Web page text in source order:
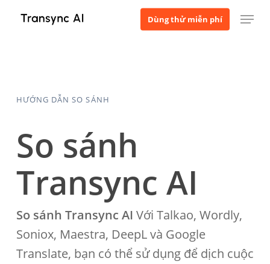
Dùng thử miễn phí Thực đơn
HƯỚNG DẪN SO SÁNH
So sánh
Transync AI
So sánh Transync AI Với Talkao, Wordly,
Soniox, Maestra, DeepL và Google
Translate, bạn có thể sử dụng để dịch cuộc